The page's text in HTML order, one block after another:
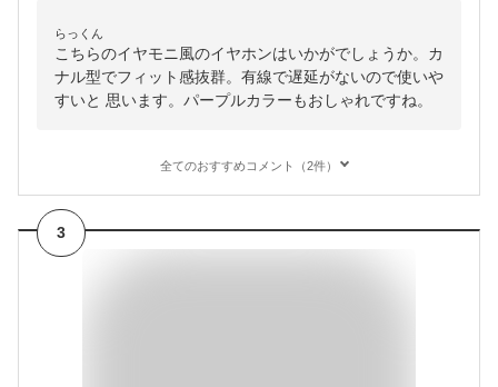
らっくん
こちらのイヤモニ風のイヤホンはいかがでしょうか。カ
ナル型でフィット感抜群。有線で遅延がないので使いや
すいと 思います。パープルカラーもおしゃれですね。
全てのおすすめコメント（2件）
3